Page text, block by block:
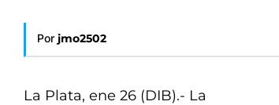
Por jmo2502
La Plata, ene 26 (DIB).- La